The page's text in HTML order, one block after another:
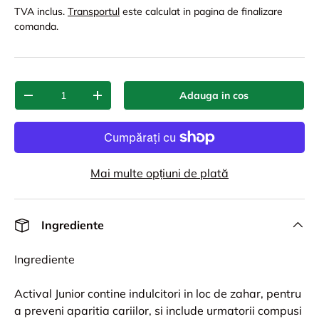
TVA inclus. Transportul este calculat in pagina de finalizare
comanda.
Cant.
-
+ Adauga in cos
Mai multe opțiuni de plată
Ingrediente
Ingrediente
Actival Junior contine indulcitori in loc de zahar, pentru
a preveni aparitia cariilor, si include urmatorii compusi